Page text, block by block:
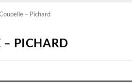
– Pichard
– PICHARD